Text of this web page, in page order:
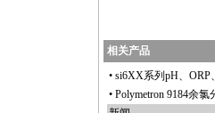
相关产品
• si6XX系列pH、
• Polymetron 9184余氯